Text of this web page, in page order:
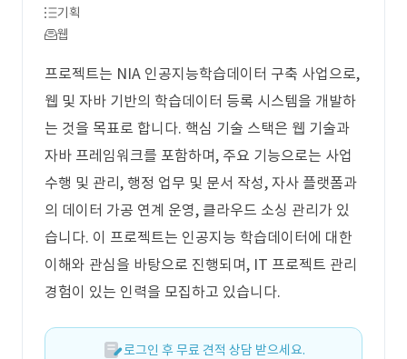
기획
웹
프로젝트는 NIA 인공지능학습데이터 구축 사업으로,
웹 및 자바 기반의 학습데이터 등록 시스템을 개발하
는 것을 목표로 합니다. 핵심 기술 스택은 웹 기술과
자바 프레임워크를 포함하며, 주요 기능으로는 사업
수행 및 관리, 행정 업무 및 문서 작성, 자사 플랫폼과
의 데이터 가공 연계 운영, 클라우드 소싱 관리가 있
습니다. 이 프로젝트는 인공지능 학습데이터에 대한
이해와 관심을 바탕으로 진행되며, IT 프로젝트 관리
경험이 있는 인력을 모집하고 있습니다.
로그인 후 무료 견적 상담 받으세요.